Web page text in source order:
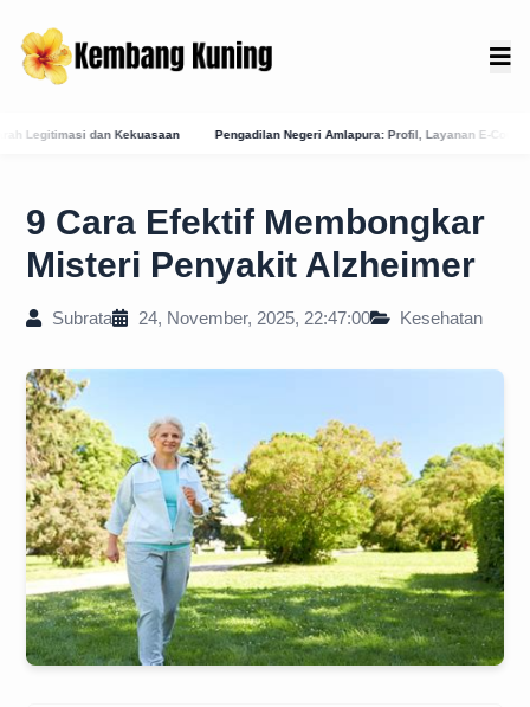
Pengadilan Negeri Amlapura: Profil, Layanan E-Court, dan Jejak Sejarah Peradilan di
9 Cara Efektif Membongkar
Misteri Penyakit Alzheimer
Subrata 24, November, 2025, 22:47:00 Kesehatan